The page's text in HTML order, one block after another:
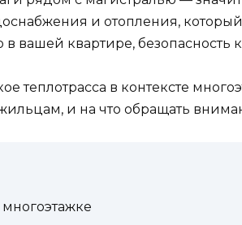
и отопления,
в вашей квартире,
теплотрасса в контексте
и на что обращать
многоэтажке